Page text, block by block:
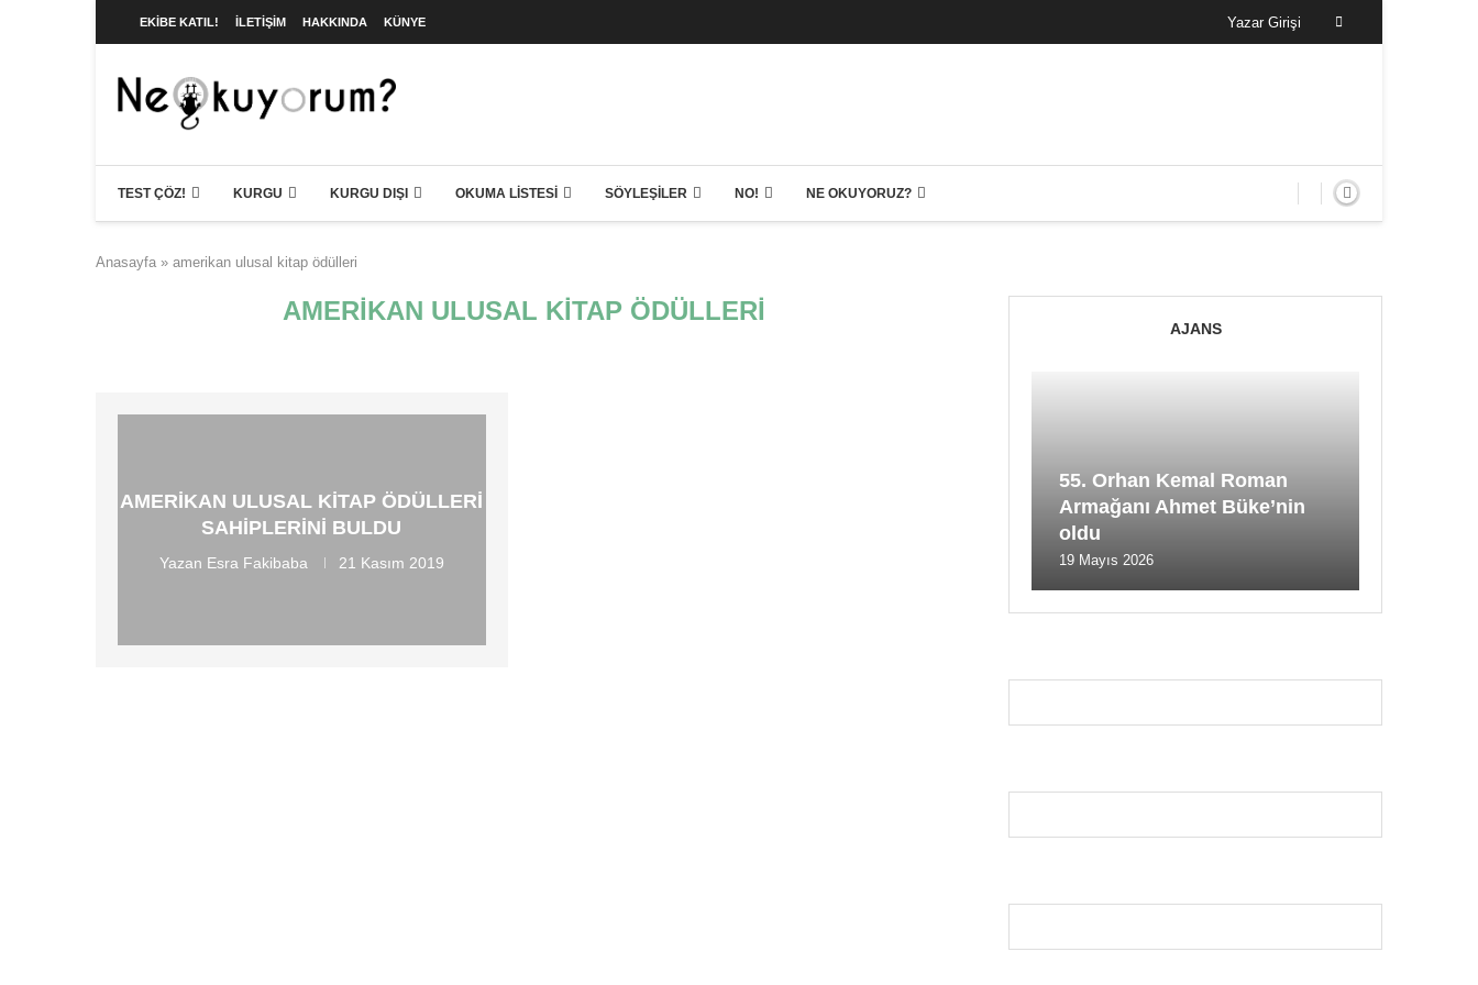
EKIBE KATIL! İLETIŞIM HAKKINDA KÜNYE Yazar Girişi
TEST ÇÖZ! KURGU KURGU DIŞI OKUMA LISTESI SÖYLEŞILER NO! NE OKUYORUZ?
Anasayfa » amerikan ulusal kitap ödülleri
AMERIKAN ULUSAL KITAP ÖDÜLLERI
AMERIKAN ULUSAL KITAP ÖDÜLLERI
SAHIPLERINI BULDU
Yazan Esra Fakibaba 21 Kasım 2019
AJANS
55. Orhan Kemal Roman
Armağanı Ahmet Büke’nin
oldu
19 Mayıs 2026